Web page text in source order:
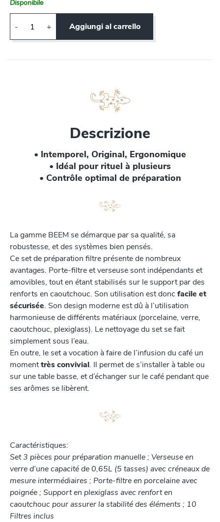
Disponibile
- + Aggiungi al carrello
Descrizione
• Intemporel, Original, Ergonomique
• Idéal pour rituel à plusieurs
• Contrôle optimal de préparation
La gamme BEEM se démarque par sa qualité, sa
robustesse, et des systèmes bien pensés.
Ce set de préparation filtre présente de nombreux
avantages. Porte-filtre et verseuse sont indépendants et
amovibles, tout en étant stabilisés sur le support par des
renforts en caoutchouc. Son utilisation est donc facile et
sécurisée. Son design moderne est dû à l’utilisation
harmonieuse de différents matériaux (porcelaine, verre,
caoutchouc, plexiglass). Le nettoyage du set se fait
simplement sous l’eau.
En outre, le set a vocation à faire de l’infusion du café un
momenttrès convivial. Il permet de s’installer à table ou
sur une table basse, et d’échanger sur le café pendant que
ses arômes se libèrent.
Caractéristiques:
Set 3 pièces pour préparation manuelle ; Verseuse en
verre d’une capacité de 0,65L (5 tasses) avec créneaux de
mesure intermédiaires ; Porte-filtre en porcelaine avec
poignée ; Support en plexiglass avec renfort en
caoutchouc pour assurer la stabilité des éléments ; 10
Filtres inclus